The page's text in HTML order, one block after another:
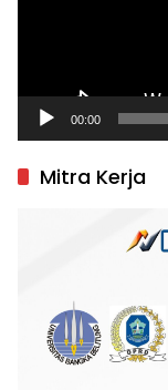
00:00
Mitra Kerja